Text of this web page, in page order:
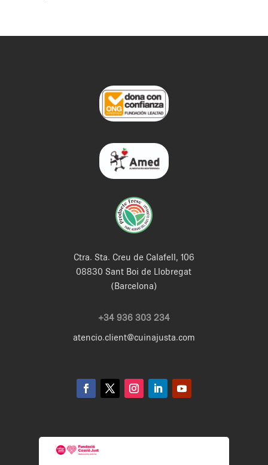
Ctra. Sta. Creu de Calafell, 106
08830 Sant Boi de Llobregat
(Barcelona)
+34 936 303 234
atencio.client@cuinajusta.com